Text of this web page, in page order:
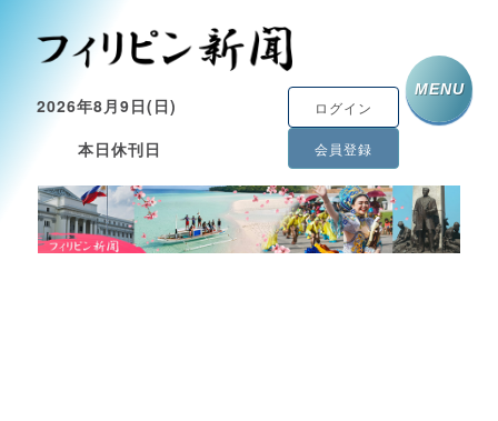
2026年8月9日(日)
本日休刊日
ログイン
会員登録
MENU